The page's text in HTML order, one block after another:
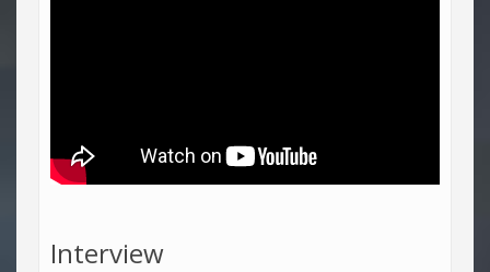
Interview